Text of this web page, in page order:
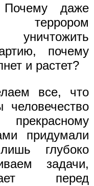
даже
террором
почему
и растет?
все, что
человечество
придумали
глубоко
задачи,
перед